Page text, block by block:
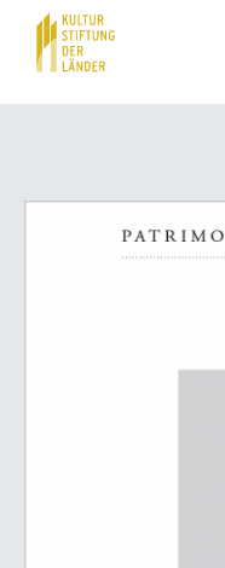
Hauptnavigation